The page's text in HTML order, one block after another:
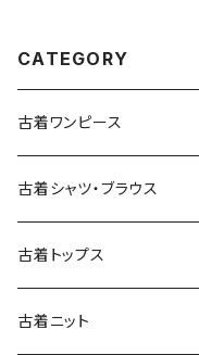
CATEGORY
古着ワンピース
古着長袖ワンピース
古着半袖ワンピース
古着ノースリーブワンピース
古着シャツ・ブラウス
古着長袖シャツ・ブラウス
古着半袖シャツ・ブラウス
古着トップス
古着スウェット&パーカー
古着ニット